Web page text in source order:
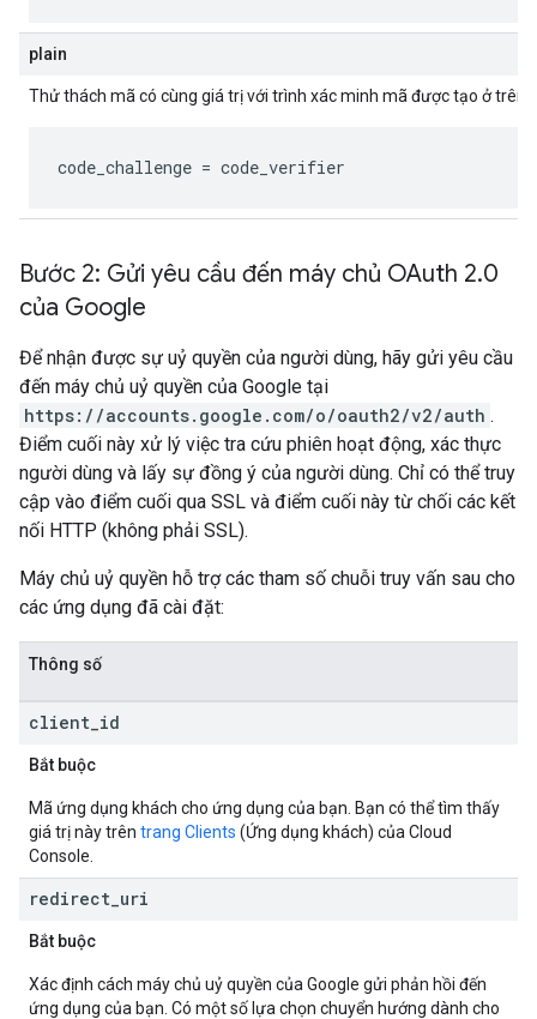
plain
Thử thách mã có cùng giá trị với trình xác minh mã được tạo ở trên.
code_challenge = code_verifier
Bước 2: Gửi yêu cầu đến máy chủ OAuth 2.0
của Google
Để nhận được sự uỷ quyền của người dùng, hãy gửi yêu cầu
đến máy chủ uỷ quyền của Google tại
https://accounts.google.com/o/oauth2/v2/auth .
Điểm cuối này xử lý việc tra cứu phiên hoạt động, xác thực
người dùng và lấy sự đồng ý của người dùng. Chỉ có thể truy
cập vào điểm cuối qua SSL và điểm cuối này từ chối các kết
nối HTTP (không phải SSL).
Máy chủ uỷ quyền hỗ trợ các tham số chuỗi truy vấn sau cho
các ứng dụng đã cài đặt:
Thông số
client id
Bắt buộc
Mã ứng dụng khách cho ứng dụng của bạn. Bạn có thể tìm thấy
giá trị này trên trang Clients (Ứng dụng khách) của Cloud
Console.
redirect uri
Bắt buộc
Xác định cách máy chủ uỷ quyền của Google gửi phản hồi đến
ứng dụng của bạn. Có một số lựa chọn chuyển hướng dành cho